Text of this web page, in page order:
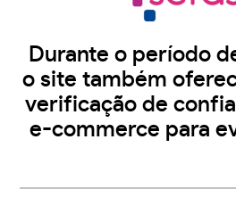
Durante o período
o site também
verificação de
e-commerce para